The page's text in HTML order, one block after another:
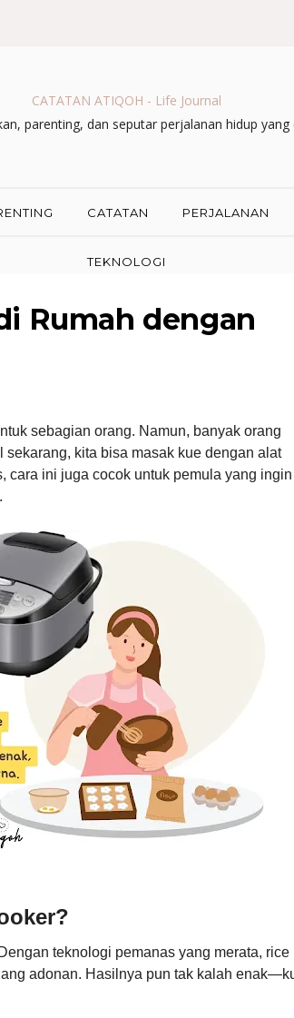
CATATAN ATIQOH - Life Journal
parenting, dan seputar perjalanan hidup
CATATAN PERJALANAN
TEKNOLOGI
Rumah dengan
sebagian orang. Namun, banyak orang
kita bisa masak kue dengan alat
cara ini juga cocok untuk pemula yang ingin
teknologi pemanas yang merata, rice
adonan. Hasilnya pun tak kalah